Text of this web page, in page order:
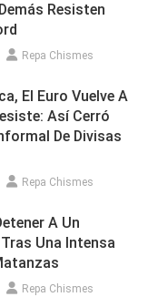
Resisten
Repa Chismes
El Euro Vuelve A
Así Cerró
De Divisas
Repa Chismes
A Un
Una Intensa
Repa Chismes